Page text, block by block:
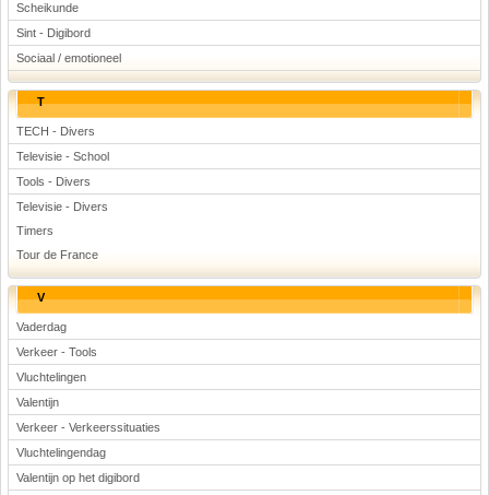
Scheikunde
Sint - Digibord
Sociaal / emotioneel
T
TECH - Divers
Televisie - School
Tools - Divers
Televisie - Divers
Timers
Tour de France
V
Vaderdag
Verkeer - Tools
Vluchtelingen
Valentijn
Verkeer - Verkeerssituaties
Vluchtelingendag
Valentijn op het digibord